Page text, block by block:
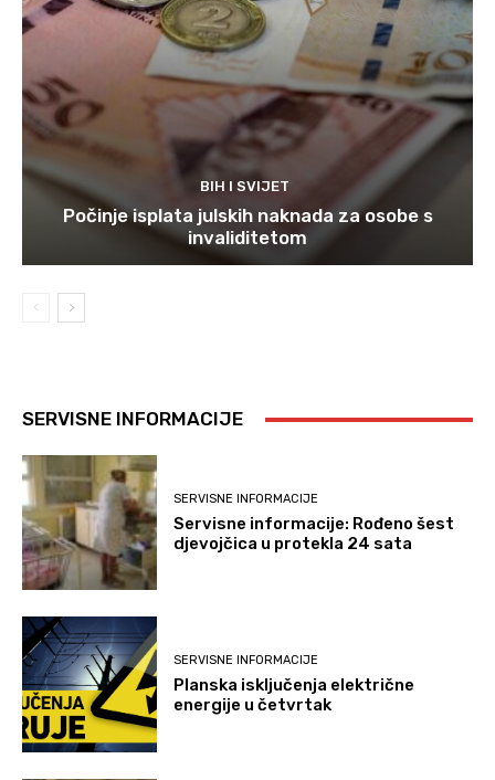
BIH I SVIJET
Počinje isplata julskih naknada za osobe s
invaliditetom
SERVISNE INFORMACIJE
SERVISNE INFORMACIJE
Servisne informacije: Rođeno šest
djevojčica u protekla 24 sata
SERVISNE INFORMACIJE
Planska isključenja električne
energije u četvrtak